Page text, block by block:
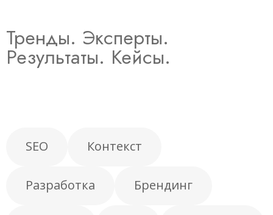
Тренды. Эксперты.
Результаты. Кейсы.
SEO Контекст
Разработка Брендинг